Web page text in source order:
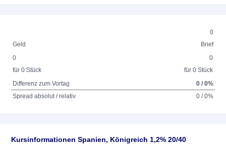
0
Geld
Brief
0
für 0 Stück
0
für 0 Stück
Differenz zum Vortag
0 / 0%
Spread absolut / relativ
0 / 0%
Kursinformationen Spanien, Königreich 1,2% 20/40